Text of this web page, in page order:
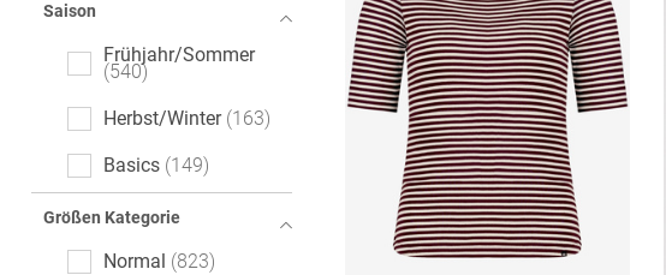
Mottoprint 23
gepunktet 11
Animalprint
Saison
Frühjahr/Sommer
540
Herbst/Winter 163
Basics 149
Größen Kategorie
Normal 823